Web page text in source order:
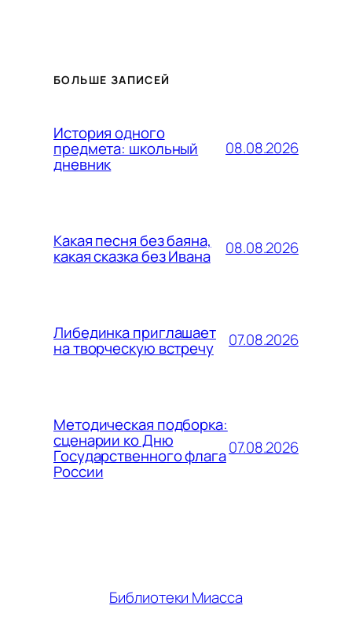
БОЛЬШЕ ЗАПИСЕЙ
История одного
предмета: школьный
дневник
08.08.2026
Какая песня без баяна,
какая сказка без Ивана 08.08.2026
Либединка приглашает
на творческую встречу 07.08.2026
Методическая подборка:
сценарии ко Дню
Государственного флага
России
07.08.2026
Библиотеки Миасса